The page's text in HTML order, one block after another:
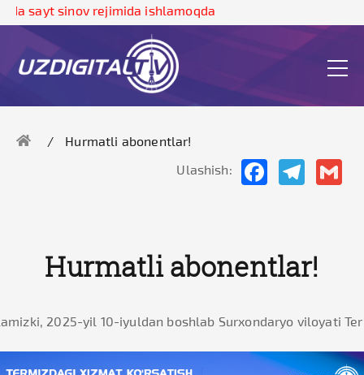
sayt sinov rejimida ishlamoqda
Hurmatli abonentlar!
Ulashish:
FacebookTelegram
Hurmatli abonentlar!
2025-yil 10-iyuldan boshlab Surxondaryo viloyati